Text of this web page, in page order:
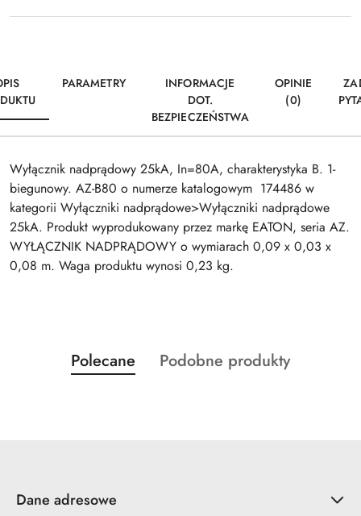
PARAMETRY
INFORMACJE
DOT.
BEZPIECZEŃSTWA
OPINIE
(0)
Wyłącznik nadprądowy 25kA, In=80A, charakterystyka B. 1-
biegunowy. AZ-B80 o numerze katalogowym 174486 w
kategorii Wyłączniki nadprądowe>Wyłączniki nadprądowe
25kA. Produkt wyprodukowany przez markę EATON, seria AZ.
WYŁĄCZNIK NADPRĄDOWY o wymiarach 0,09 x 0,03 x
0,08 m. Waga produktu wynosi 0,23 kg.
Pomiń karuzelę produktów
Produkty
o
Polecane
Produkty
Podobne produkty
Dane adresowe